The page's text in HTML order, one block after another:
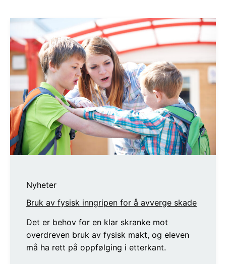
Nyheter
Bruk av fysisk inngripen for å avverge skade
Det er behov for en klar skranke mot
overdreven bruk av fysisk makt, og eleven
må ha rett på oppfølging i etterkant.